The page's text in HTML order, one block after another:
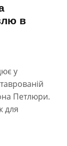
в
у
Петлюри.
для